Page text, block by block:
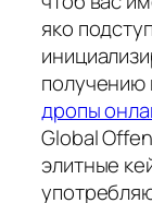
яко
дропы
Global
элитные